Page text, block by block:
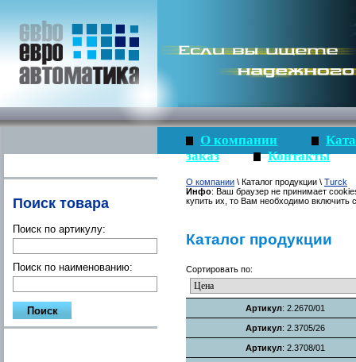
Поиск товара
Поиск по артикулу:
Поиск по наименованию:
О компании
заказ
Контакты
О компании \ Каталог продукции \ Turck
Инфо: Ваш браузер не принимает
купить их, то Вам необходимо включить
Каталог продукции
Сортировать по:
Артикул: 2.2670/01
Артикул: 2.3705/26
Артикул: 2.3708/01